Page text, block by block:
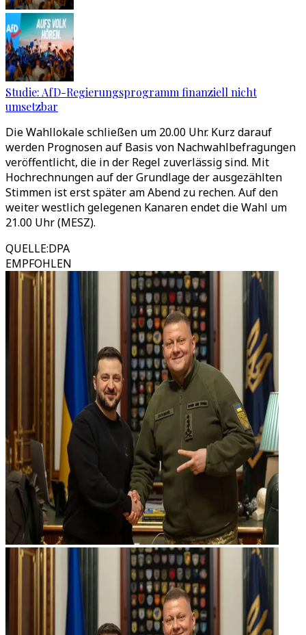
Studie: AfD-Regierungsprogramm finanziell nicht
umsetzbar
Die Wahllokale schließen um 20.00 Uhr. Kurz darauf
werden Prognosen auf Basis von Nachwahlbefragungen
veröffentlicht, die in der Regel zuverlässig sind. Mit
Hochrechnungen auf der Grundlage der ausgezählten
Stimmen ist erst später am Abend zu rechen. Auf den
weiter westlich gelegenen Kanaren endet die Wahl um
21.00 Uhr (MESZ).
QUELLE:DPA
EMPFOHLEN